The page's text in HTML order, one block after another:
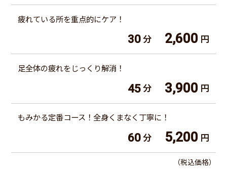
疲れている所を重点的にケア！
30 分 2,600 円
足全体の疲れをじっくり解消！
45 分 3,900 円
もみかる定番コース！全身くまなく丁寧に！
60 分 5,200 円
（税込価格）